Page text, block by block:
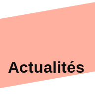
Actualités